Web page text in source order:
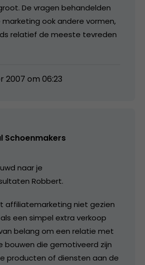
De vragen behandelden
ook andere vormen,
relatief de meeste tevreden
2007 om 06:23
Schoenmakers
naar je
Robbert.
affiliatemarketing niet gezien
een simpel extra verkoop
belang om een relatie met
bouwen die gemotiveerd zijn
producten of diensten aan de